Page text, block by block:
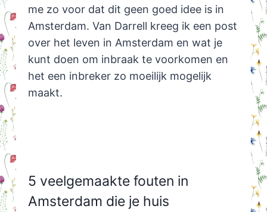
me zo voor dat dit geen goed idee is in
Amsterdam. Van Darrell kreeg ik een post
over het leven in Amsterdam en wat je
kunt doen om inbraak te voorkomen en
het een inbreker zo moeilijk mogelijk
maakt.
5 veelgemaakte fouten in
Amsterdam die je huis